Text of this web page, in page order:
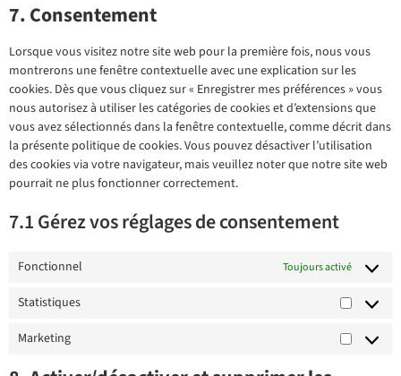
7. Consentement
Lorsque vous visitez notre site web pour la première fois, nous vous
montrerons une fenêtre contextuelle avec une explication sur les
cookies. Dès que vous cliquez sur « Enregistrer mes préférences » vous
nous autorisez à utiliser les catégories de cookies et d’extensions que
vous avez sélectionnés dans la fenêtre contextuelle, comme décrit dans
la présente politique de cookies. Vous pouvez désactiver l’utilisation
des cookies via votre navigateur, mais veuillez noter que notre site web
pourrait ne plus fonctionner correctement.
7.1 Gérez vos réglages de consentement
Fonctionnel Toujours activé
Statistiques
Marketing